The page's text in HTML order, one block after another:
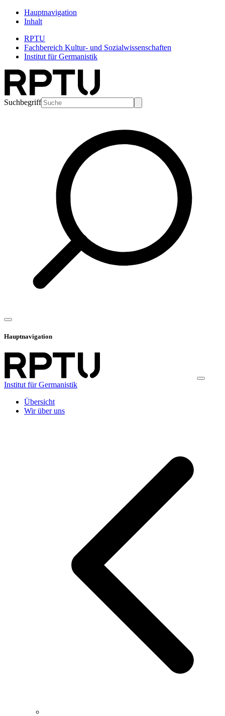
Hauptnavigation
Inhalt
RPTU
Fachbereich Kultur- und Sozialwissenschaften
Institut für Germanistik
Suchbegriff
Hauptnavigation
Institut für Germanistik
Übersicht
Wir über uns